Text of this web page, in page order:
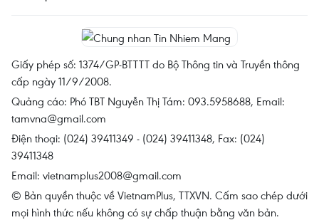
Giấy phép số: 1374/GP-BTTTT do Bộ Thông tin và Truyền thông
cấp ngày 11/9/2008.
Quảng cáo: Phó TBT Nguyễn Thị Tám: 093.5958688, Email:
tamvna@gmail.com
Điện thoại: (024) 39411349 - (024) 39411348, Fax: (024)
39411348
Email: vietnamplus2008@gmail.com
© Bản quyền thuộc về VietnamPlus, TTXVN. Cấm sao chép dưới
mọi hình thức nếu không có sự chấp thuận bằng văn bản.